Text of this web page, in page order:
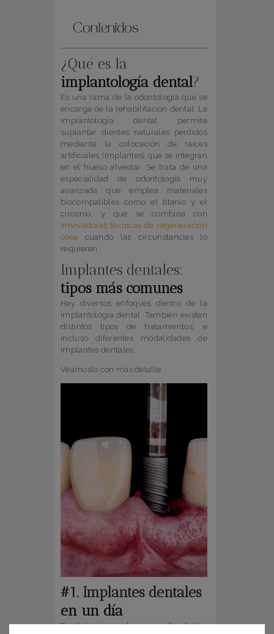
Contenidos
¿Qué es la
implantología dental?
Es una rama de la odontología que se
encarga de la rehabilitación dental. La
implantología dental permite
suplantar dientes naturales perdidos
mediante la colocación de raíces
artificiales (implantes) que se integran
en el hueso alveolar. Se trata de una
especialidad de odontología muy
avanzada que emplea materiales
biocompatibles como el titanio y el
circonio, y que se combina con
innovadoras técnicas de regeneración
ósea cuando las circunstancias lo
requieren.
Implantes dentales:
tipos más comunes
Hay diversos enfoques dentro de la
implantología dental. También existen
distintos tipos de tratamientos, e
incluso diferentes modalidades de
implantes dentales.
Veámoslo con más detalle.
#1. Implantes dentales
en un día
También conocidos como“implantes